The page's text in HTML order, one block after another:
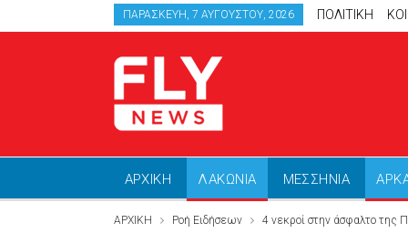
ΠΑΡΑΣΚΕΥΉ, 7 ΑΥΓΟΎΣΤΟΥ, 2026 ΠΟΛΙΤΙΚΗ
ΑΡΧΙΚΗ ΛΑΚΩΝΙΑ ΜΕΣΣΗΝΙΑ
ΑΡΧΙΚΗ Ροή Ειδήσεων 4 νεκροί στην άσφαλτο της